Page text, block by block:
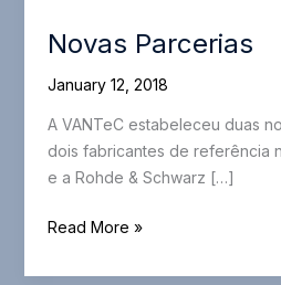
Novas Parcerias
January 12, 2018
A VANTeC estabeleceu duas
dois fabricantes de referência
e a Rohde & Schwarz […]
Novas
Read More »